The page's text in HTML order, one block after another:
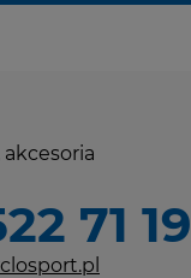
akcesoria
71 19